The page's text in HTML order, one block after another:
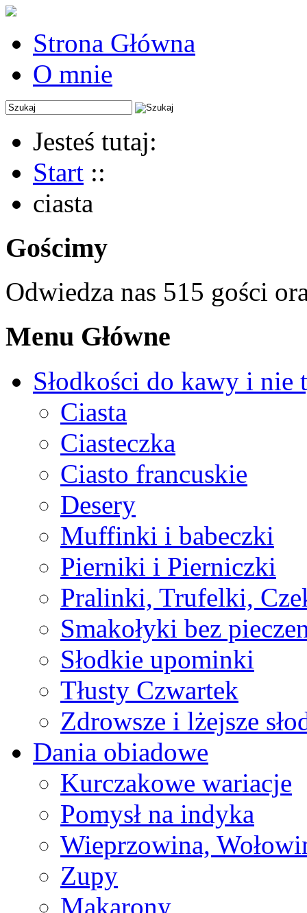
Strona Główna
O mnie
Jesteś tutaj:
Start ::
ciasta
Gościmy
Odwiedza nas 515 gości
Menu Główne
Słodkości do kawy i nie
Ciasta
Ciasteczka
Ciasto francuskie
Desery
Muffinki i babeczki
Pierniki i Pierniczki
Pralinki, Trufelki,
Smakołyki bez
Słodkie upominki
Tłusty Czwartek
Zdrowsze i lżejsze
Dania obiadowe
Kurczakowe wariacje
Pomysł na indyka
Wieprzowina,
Zupy
Makarony